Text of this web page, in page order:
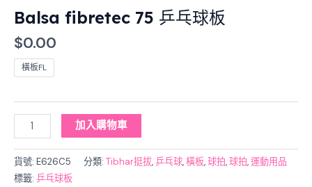
Balsa fibretec 75 乒乓球板
$0.00
橫板FL
量
加入購物車
貨號: E626C5 分類: Tibhar挺拔,乒乓球,橫板,球拍,球拍,運動用品
標籤: 乒乓球板